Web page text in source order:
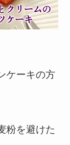
ケーキの方
粉を避けた